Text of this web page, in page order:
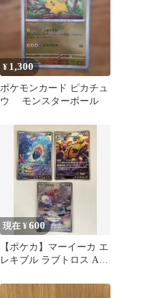
¥ 1,300
ポケモンカード ピカチュ
ウ モンスターボール
現在 ¥600
【ポケカ】マーイーカ エ
レキブル ラブトロス AR